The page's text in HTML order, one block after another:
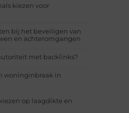
kiezen voor
bij het beveiligen van
en achteromgangen
met backlinks?
woninginbraak in
op laagdikte en